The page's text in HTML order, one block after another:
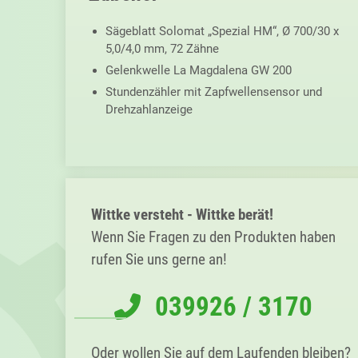
Sägeblatt Solomat „Spezial HM“, Ø 700/30 x
5,0/4,0 mm, 72 Zähne
Gelenk­welle La Magdalena GW 200
Stundenzähler mit Zapfwellensensor und
Drehzahlanzeige
Sidebar
Wittke versteht - Wittke berät!
Wenn Sie Fragen zu den Produkten haben
rufen Sie uns gerne an!
039926 / 3170
Oder wollen Sie auf dem Laufenden bleiben?